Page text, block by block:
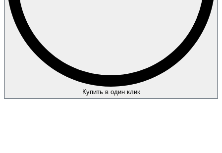
Купить в один клик